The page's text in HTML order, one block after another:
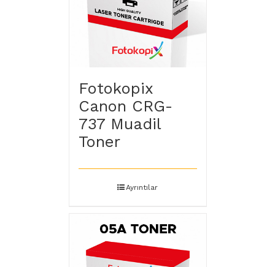
Fotokopix
Canon CRG-
737 Muadil
Toner
Ayrıntılar